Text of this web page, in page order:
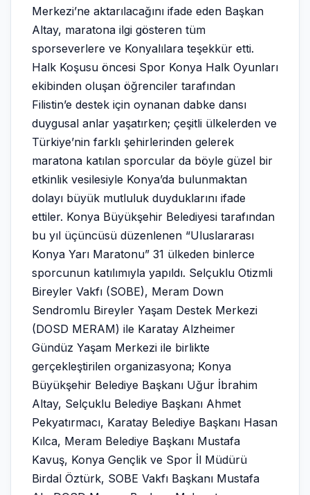
Merkezi’ne aktarılacağını ifade eden Başkan
Altay, maratona ilgi gösteren tüm
sporseverlere ve Konyalılara teşekkür etti.
Halk Koşusu öncesi Spor Konya Halk Oyunları
ekibinden oluşan öğrenciler tarafından
Filistin’e destek için oynanan dabke dansı
duygusal anlar yaşatırken; çeşitli ülkelerden ve
Türkiye’nin farklı şehirlerinden gelerek
maratona katılan sporcular da böyle güzel bir
etkinlik vesilesiyle Konya’da bulunmaktan
dolayı büyük mutluluk duyduklarını ifade
ettiler. Konya Büyükşehir Belediyesi tarafından
bu yıl üçüncüsü düzenlenen “Uluslararası
Konya Yarı Maratonu” 31 ülkeden binlerce
sporcunun katılımıyla yapıldı. Selçuklu Otizmli
Bireyler Vakfı (SOBE), Meram Down
Sendromlu Bireyler Yaşam Destek Merkezi
(DOSD MERAM) ile Karatay Alzheimer
Gündüz Yaşam Merkezi ile birlikte
gerçekleştirilen organizasyona; Konya
Büyükşehir Belediye Başkanı Uğur İbrahim
Altay, Selçuklu Belediye Başkanı Ahmet
Pekyatırmacı, Karatay Belediye Başkanı Hasan
Kılca, Meram Belediye Başkanı Mustafa
Kavuş, Konya Gençlik ve Spor İl Müdürü
Birdal Öztürk, SOBE Vakfı Başkanı Mustafa